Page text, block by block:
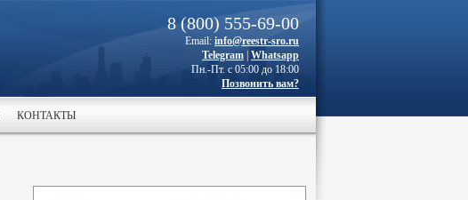
8 (800) 555-69-00
Email: info@reestr-sro.ru
Telegram Whatsapp
Пн.-Пт. с 05:00 до 18:00
Позвонить вам?
КОНТАКТЫ